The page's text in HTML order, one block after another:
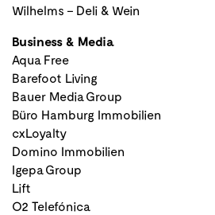
Wilhelms – Deli & Wein
Business & Media
Aqua Free
Barefoot Living
Bauer Media Group
Büro Hamburg Immobilien
cxLoyalty
Domino Immobilien
Igepa Group
Lift
O2 Telefónica